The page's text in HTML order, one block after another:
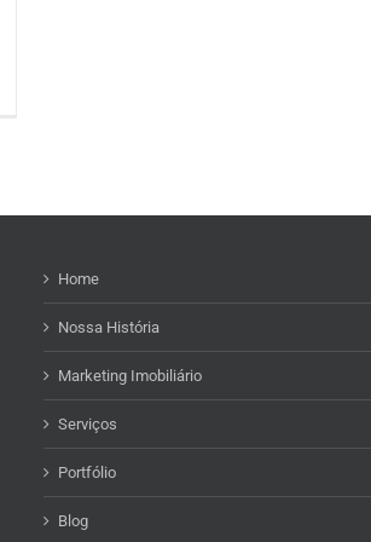
Home
Nossa História
Marketing Imobiliário
Serviços
Portfólio
Blog